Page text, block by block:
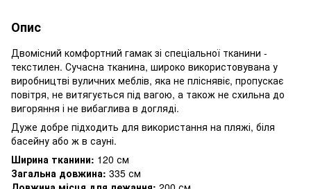
Опис
Двомісний комфортний гамак зі спеціальної тканини -
текстилен. Сучасна тканина, широко використовувана у
виробництві вуличних меблів, яка не пліснявіє, пропускає
повітря, не витягується під вагою, а також не схильна до
вигоряння і не вибаглива в догляді.
Дуже добре підходить для використання на пляжі, біля
басейну або ж в сауні.
Ширина тканини: 120 см
Загальна довжина: 335 см